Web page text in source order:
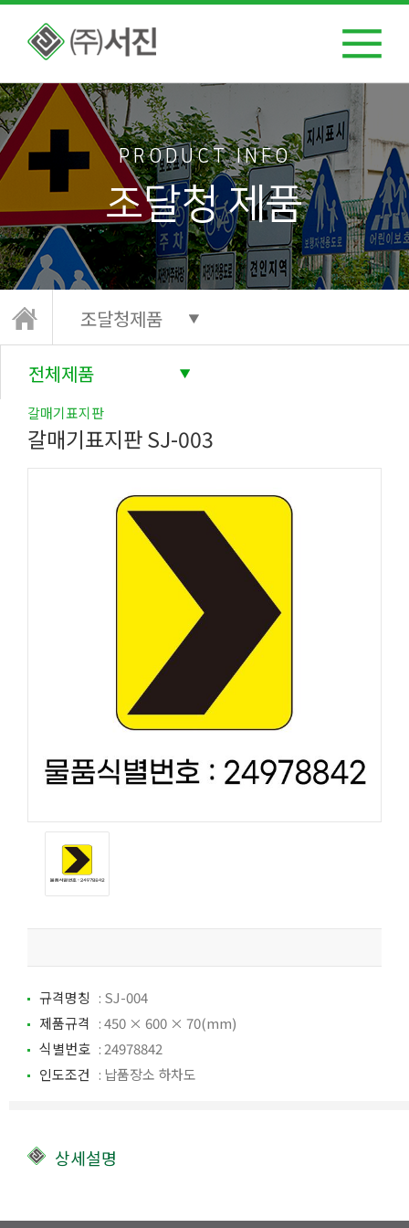
PRODUCT INFO
조달청 제품
조달청제품
전체제품
갈매기표지판
갈매기표지판 SJ-003
규격명칭 : SJ-004
제품규격 : 450 × 600 × 70(mm)
식별번호 : 24978842
인도조건 : 납품장소 하차도
상세설명